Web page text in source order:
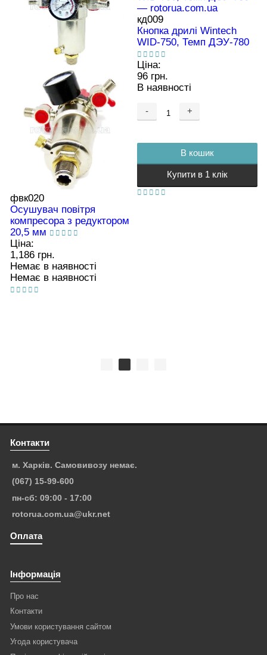
фвк020
Осушувач повітря
компресора з редуктором
20,5 мм
Ціна:
1,186 грн.
Немає в наявності
Немає в наявності
кд009
Кнопка дрилі Wintech
WID-750, Темп ДЭУ-780
Ціна:
96 грн.
В наявності
- +
В кошик
Купити в 1 клік
Контакти
м. Харків. Самовивозу немає.
(067) 15-99-600
пн-сб: 09:00 - 17:00
rotorua.com.ua@ukr.net
Оплата
Інформація
Про нас
Контакти
Умови користування сайтом
Угода користувача